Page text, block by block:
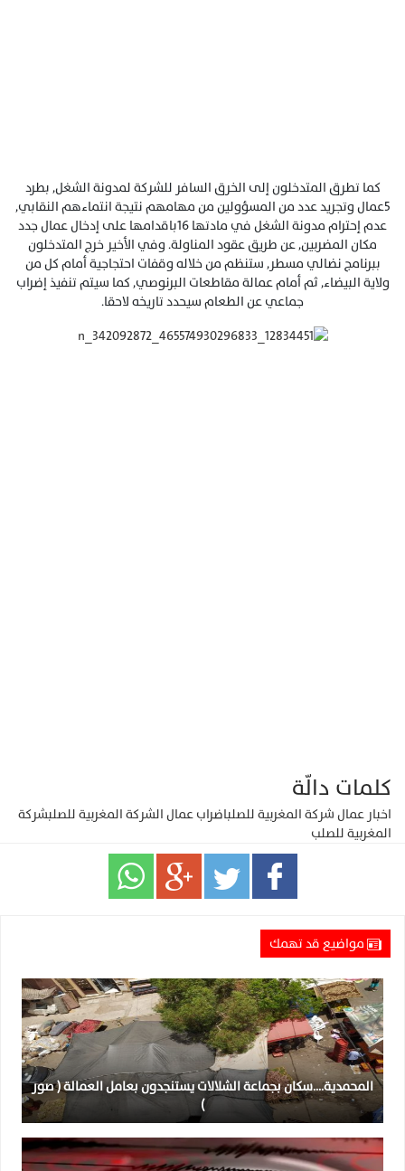
كما تطرق المتدخلون إلى الخرق السافر للشركة لمدونة الشغل, بطرد
5عمال وتجريد عدد من المسؤولين من مهامهم نتيجة انتماءهم النقابي,
عدم إحترام مدونة الشغل في مادتها 16باقدامها على إدخال عمال جدد
مكان المضربين, عن طريق عقود المناولة. وفي الأخير خرج المتدخلون
ببرنامج نضالي مسطر, ستنظم من خلاله وقفات احتجاجية أمام كل من
ولاية البيضاء, ثم أمام عمالة مقاطعات البرنوصي, كما سيتم تنفيذ إضراب
جماعي عن الطعام سيحدد تاريخه لاحقا.
كلمات دالّة
اخبار عمال شركة المغربية للصلباضراب عمال الشركة المغربية للصلبشركة
المغربية للصلب
مواضيع قد تهمك
المحمدية….سكان بجماعة الشلالات يستنجدون بعامل العمالة ( صور
)